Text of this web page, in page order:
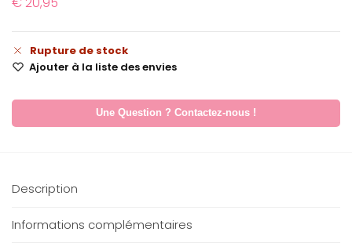
Rupture de stock
Ajouter à la liste des envies
Une Question ? Contactez-nous !
Description
Informations complémentaires